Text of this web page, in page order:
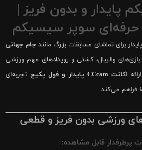
پایدار و بدون فریز |
حرفه‌ای سوپر سیسیکم
پایدار برای تماشای مسابقات بزرگ مانند جام جهانی
بازی‌های والیبال، کشتی و رویدادهای مهم ورزشی
اکانت CCcam پایدار و فول پکیج
تجربه‌ای
فراهم می‌کند.
ورزشی بدون فریز و قطعی
پرطرفدار قابل مشاهده: